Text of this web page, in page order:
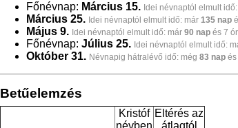
Főnévnap: Március 15. Idei névnaptól elmult
Március 25. Idei névnaptól elmult idő: már 135 nap
Május 9. Idei névnaptól elmult idő: már 90 nap és 7
Főnévnap: Július 25. Idei névnaptól elmult idő:
Október 31. Névnapig hátralévő idő: még 83 nap és
Betűelemzés
Kristóf Eltérés az